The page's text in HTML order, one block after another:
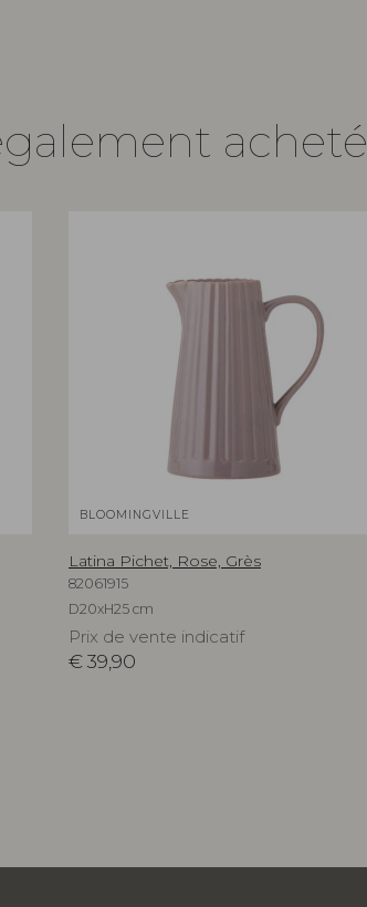
acheté
BLOOMINGVILLE
Latina Pichet, Rose, Grès
82061915
D20xH25 cm
Prix de vente indicatif
€39,90